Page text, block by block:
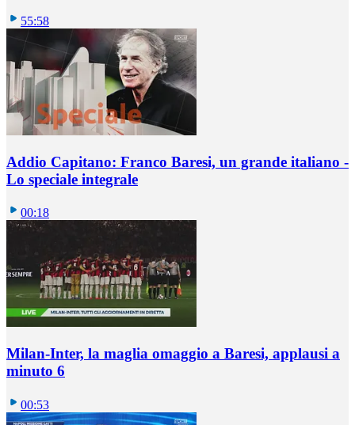
55:58
Addio Capitano: Franco Baresi, un grande italiano -
Lo speciale integrale
00:18
Milan-Inter, la maglia omaggio a Baresi, applausi a
minuto 6
00:53